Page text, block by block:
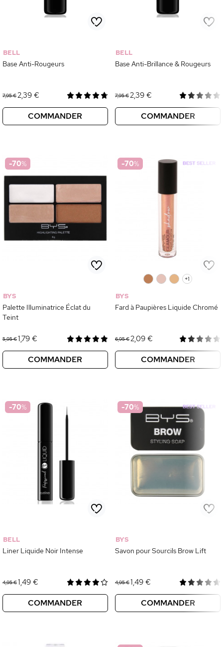
BELL
Base Anti-Rougeurs
7,95 €2,39 €
COMMANDER
BELL
Base Anti-Brillance & Rougeurs
7,95 €2,39 €
COMMANDER
-70%
BYS
Palette Illuminatrice Éclat du
Teint
5,95 €1,79 €
COMMANDER
-70%
+1
BYS
Fard à Paupières Liquide Chromé
6,95 €2,09 €
COMMANDER
-70%
BELL
Liner Liquide Noir Intense
4,95 €1,49 €
COMMANDER
-70%
BYS
Savon pour Sourcils Brow Lift
4,95 €1,49 €
COMMANDER